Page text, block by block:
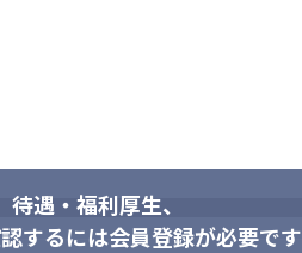
遇・福利厚生、
するには会員登録が必要です